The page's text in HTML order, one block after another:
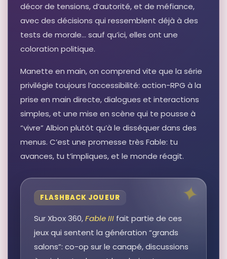
décor de tensions, d’autorité, et de méfiance,
avec des décisions qui ressemblent déjà à des
tests de morale… sauf qu’ici, elles ont une
coloration politique.
Manette en main, on comprend vite que la série
privilégie toujours l’accessibilité: action-RPG à la
prise en main directe, dialogues et interactions
simples, et une mise en scène qui te pousse à
“vivre” Albion plutôt qu’à le disséquer dans des
menus. C’est une promesse très Fable: tu
avances, tu t’impliques, et le monde réagit.
FLASHBACK JOUEUR
Sur Xbox 360,Fable III fait partie de ces
jeux qui sentent la génération “grands
salons”: co-op sur le canapé, discussions